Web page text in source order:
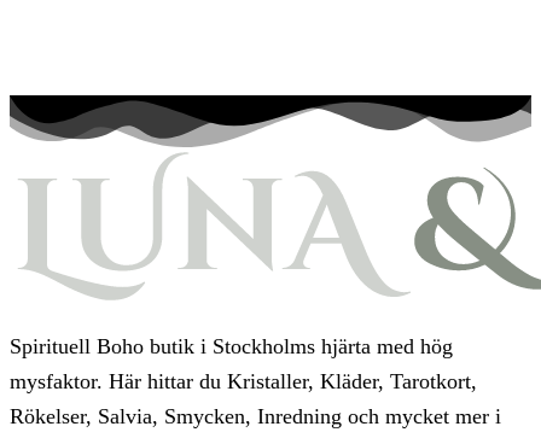
Spirituell Boho butik i Stockholms hjärta med hög
mysfaktor. Här hittar du Kristaller, Kläder, Tarotkort,
Rökelser, Salvia, Smycken, Inredning och mycket mer i